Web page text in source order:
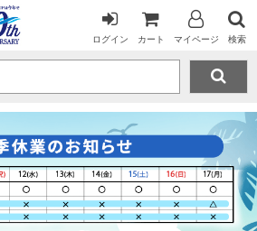
ログイン カート マイページ 検索